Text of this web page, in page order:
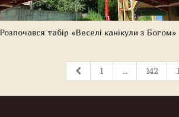
Розпочався табір «Веселі канікули з Богом»
1 ... 142